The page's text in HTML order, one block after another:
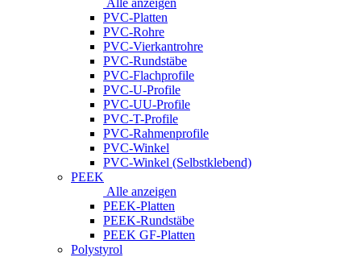
PVC-Platten
PVC-Rohre
PVC-Vierkantrohre
PVC-Rundstäbe
PVC-Flachprofile
PVC-U-Profile
PVC-UU-Profile
PVC-T-Profile
PVC-Rahmenprofile
PVC-Winkel
PVC-Winkel (Selbstklebend)
PEEK
Alle anzeigen
PEEK-Platten
PEEK-Rundstäbe
PEEK GF-Platten
Polystyrol